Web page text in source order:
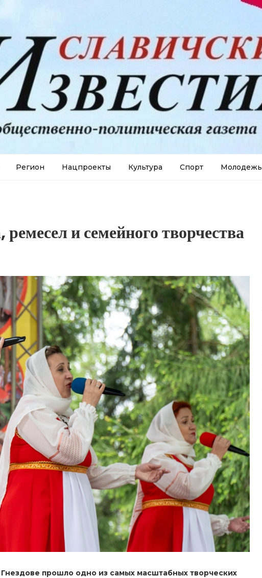
Регион Нацпроекты Культура Спорт Молодежь
и семейного творчества
прошло одно из самых масштабных творческих